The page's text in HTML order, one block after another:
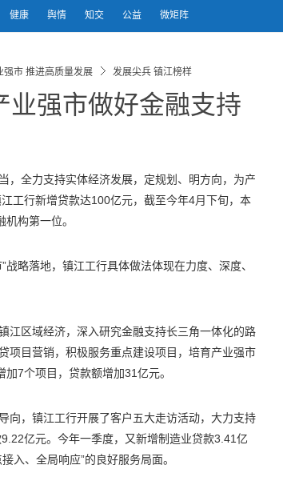
健康 舆情 知交 公益 微矩阵
强市 推进高质量发展 发展尖兵 镇江榜样
业强市做好金融支持
，全力支持实体经济发展，定规划、明方向，为产
工行新增贷款达100亿元，截至今年4月下旬，本
构第一位。
略落地，镇江工行具体做法体现在力度、深度、
江区域经济，深入研究金融支持长三角一体化的路
项目营销，积极服务重点建设项目，培育产业强市
7个项目，贷款额增加31亿元。
向，镇江工行开展了客户五大走访活动，大力支持
亿元。今年一季度，又新增制造业贷款3.41亿
入、全局响应”的良好服务局面。